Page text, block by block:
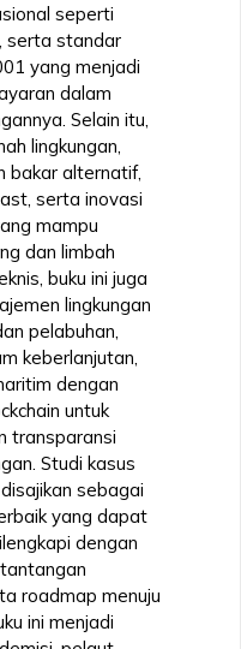
seperti
serta standar
yang menjadi
dalam
Selain itu,
lingkungan,
bakar alternatif,
serta inovasi
mampu
dan limbah
buku ini juga
lingkungan
pelabuhan,
keberlanjutan,
dengan
untuk
transparansi
Studi kasus
sebagai
yang dapat
dengan
roadmap menuju
ini menjadi